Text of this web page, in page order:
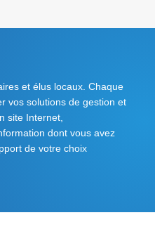
et élus locaux. Chaque
vos solutions de gestion et
site Internet,
dont vous avez
de votre choix